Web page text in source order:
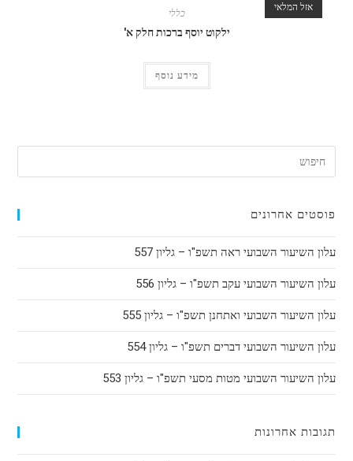
אזל המלאי
כללי
ילקוט יוסף ברכות חלק א'
מידע נוסף
פוסטים אחרונים
עלון השיעור השבועי ראה תשפ"ו – גליון 557
עלון השיעור השבועי עקב תשפ"ו – גליון 556
עלון השיעור השבועי ואתחנן תשפ"ו – גליון 555
עלון השיעור השבועי דברים תשפ"ו – גליון 554
עלון השיעור השבועי מטות מסעי תשפ"ו – גליון 553
תגובות אחרונות